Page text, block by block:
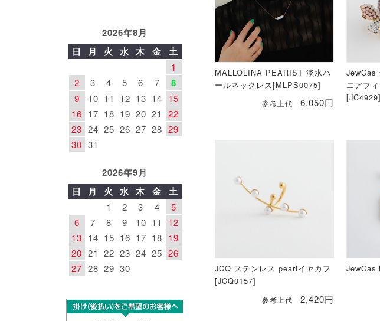
MALLOLINA PEARIST 淡水パ
ールネックレス[MLPS0075]
参考上代 6,050円
JewCas
エアフ
[JC4929]
JCQ ステンレス pearlイヤカフ
[JCQ0157]
参考上代 2,420円
JewCas
2026年8月
日
月 火 水 木 金 土
1
2
3 4 5 6 7 8
9 10 11 12 13 14 15
16 17 18 19 20 21
22
23 24 25 26 27 28 29
30 31
2026年9月
日
月 火 水 木 金 土
1 2 3 4
5
6
7 8 9 10 11
12
13 14 15 16 17 18 19
20 21 22 23 24 25 26
27 28 29 30